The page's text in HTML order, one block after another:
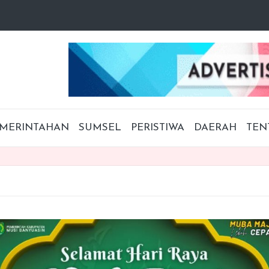
SUMSEL PERISTIWA DAERAH